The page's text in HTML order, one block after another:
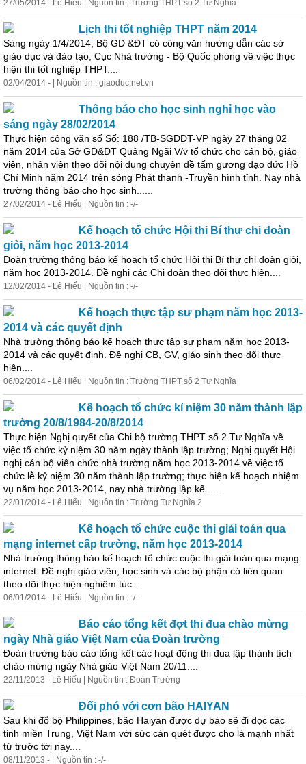
27/05/2014 - Lê Hiếu | Nguồn tin : Trường THPT số 2 Tư Nghĩa
Lịch thi tốt nghiệp THPT năm 2014
Sáng ngày 1/4/2014, Bộ GD &ĐT có công văn hướng dẫn các sở
giáo dục và đào tạo; Cục Nhà trường - Bộ Quốc phòng về việc thực
hiện thi tốt nghiệp THPT....
02/04/2014 - | Nguồn tin : giaoduc.net.vn
Thông báo cho học sinh nghỉ học vào
sáng ngày 28/02/2014
Thực hiện công văn số Số: 188 /TB-SGDĐT-VP ngày 27 tháng 02
năm 2014 của Sở GD&ĐT Quảng Ngãi V/v tổ chức cho cán bộ, giáo
viên, nhân viên theo dõi nội dung chuyên đề tấm gương đạo đức Hồ
Chí Minh năm 2014 trên sóng Phát thanh -Truyền hình tỉnh. Nay nhà
trường thông báo cho học sinh......
27/02/2014 - Lê Hiếu | Nguồn tin : -/-
Kế hoạch tổ chức Hội thi Bí thư chi đoàn
giỏi, năm học 2013-2014
Đoàn trường thông báo kế hoạch tổ chức Hội thi Bí thư chi đoàn giỏi,
năm học 2013-2014. Đề nghị các Chi đoàn theo dõi thực hiện....
12/02/2014 - Lê Hiếu | Nguồn tin : -/-
Kế hoạch thực tập sư phạm năm học 2013-
2014 và các quyết định
Nhà trường thông báo kế hoạch thực tập sư phạm năm học 2013-
2014 và các quyết định. Đề nghị CB, GV, giáo sinh theo dõi thực
hiện....
06/02/2014 - Lê Hiếu | Nguồn tin : Trường THPT số 2 Tư Nghĩa
Kế hoạch tổ chức kỉ niệm 30 năm thành lập
trường 20/8/1984-20/8/2014
Thực hiện Nghị quyết của Chi bộ trường THPT số 2 Tư Nghĩa về
việc tổ chức kỷ niệm 30 năm ngày thành lập trường; Nghị quyết Hội
nghị cán bộ viên chức nhà trường năm học 2013-2014 về việc tổ
chức lễ kỷ niệm 30 năm thành lập trường; thực hiện kế hoạch nhiệm
vụ năm học 2013-2014, nay nhà trường lập kế......
22/01/2014 - Lê Hiếu | Nguồn tin : Trường Tư Nghĩa 2
Kế hoạch tổ chức cuộc thi giải toán qua
mạng internet cấp trường, năm học 2013-2014
Nhà trường thông báo kế hoạch tổ chức cuộc thi giải toán qua mạng
internet. Đề nghị giáo viên, học sinh và các bộ phận có liên quan
theo dõi thực hiện nghiêm túc....
06/01/2014 - Lê Hiếu | Nguồn tin : -/-
Báo cáo tổng kết đợt thi đua chào mừng
ngày Nhà giáo Việt Nam của Đoàn trường
Đoàn trường báo cáo tổng kết các hoạt động thi đua lập thành tích
chào mừng ngày Nhà giáo Việt Nam 20/11....
22/11/2013 - Lê Hiếu | Nguồn tin : Đoàn Trường
Đối phó với cơn bão HAIYAN
Sau khi đổ bộ Philippines, bão Haiyan được dự báo sẽ đi dọc các
tỉnh miền Trung, Việt Nam với sức càn quét được cho là mạnh nhất
từ trước tới nay....
08/11/2013 - | Nguồn tin : -/-